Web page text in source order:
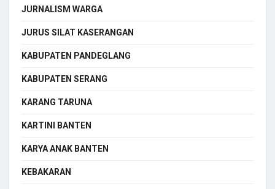
JURNALISM WARGA
JURUS SILAT KASERANGAN
KABUPATEN PANDEGLANG
KABUPATEN SERANG
KARANG TARUNA
KARTINI BANTEN
KARYA ANAK BANTEN
KEBAKARAN